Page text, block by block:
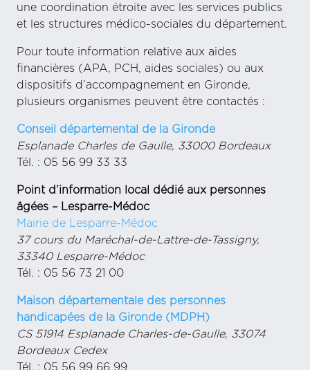
une coordination étroite avec les services publics
et les structures médico-sociales du département.
Pour toute information relative aux aides
financières (APA, PCH, aides sociales) ou aux
dispositifs d’accompagnement en Gironde,
plusieurs organismes peuvent être contactés :
Conseil départemental de la Gironde
Esplanade Charles de Gaulle, 33000 Bordeaux
Tél. : 05 56 99 33 33
Point d’information local dédié aux personnes
âgées – Lesparre-Médoc
Mairie de Lesparre-Médoc
37 cours du Maréchal-de-Lattre-de-Tassigny,
33340 Lesparre-Médoc
Tél. : 05 56 73 21 00
Maison départementale des personnes
handicapées de la Gironde(MDPH)
CS 51914 Esplanade Charles-de-Gaulle, 33074
Bordeaux Cedex
Tél. : 05 56 99 66 99